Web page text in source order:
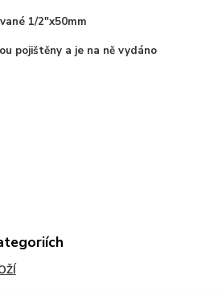
1/2"x50mm
pojištěny a je na ně vydáno